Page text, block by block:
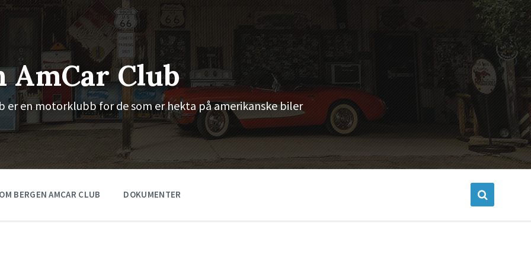
AmCar Club
er en motorklubb for de som er hekta på amerikanske biler
OM BERGEN AMCAR CLUB DOKUMENTER